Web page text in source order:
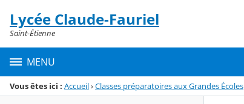
Menu de la rubrique
Contenu
Lycée Claude-Fauriel
Saint-Étienne
MENU
Vous êtes ici : Accueil›Classes préparatoires aux Grandes Écoles